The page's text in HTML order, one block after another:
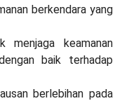
berkendara yang
menjaga keamanan
baik terhadap
berlebihan pada